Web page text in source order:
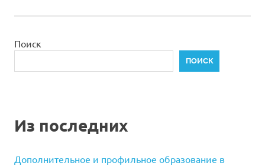
Поиск
ПОИСК
Из последних
Дополнительное и профильное образование в